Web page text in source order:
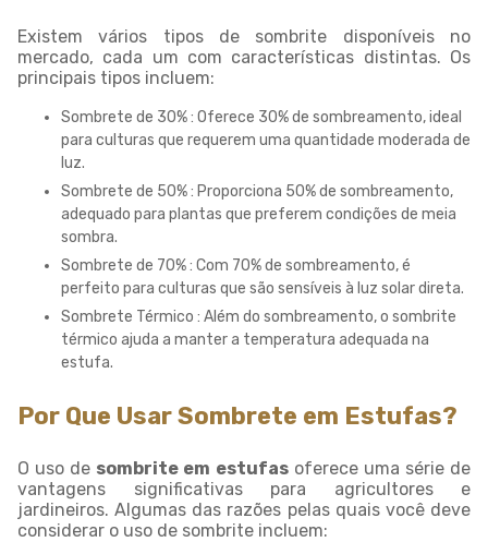
Existem vários tipos de sombrite disponíveis no
mercado, cada um com características distintas. Os
principais tipos incluem:
Sombrete de 30% : Oferece 30% de sombreamento, ideal
para culturas que requerem uma quantidade moderada de
luz.
Sombrete de 50% : Proporciona 50% de sombreamento,
adequado para plantas que preferem condições de meia
sombra.
Sombrete de 70% : Com 70% de sombreamento, é
perfeito para culturas que são sensíveis à luz solar direta.
Sombrete Térmico : Além do sombreamento, o sombrite
térmico ajuda a manter a temperatura adequada na
estufa.
Por Que Usar Sombrete em Estufas?
O uso de sombrite em estufasoferece uma série de
vantagens significativas para agricultores e
jardineiros. Algumas das razões pelas quais você deve
considerar o uso de sombrite incluem: